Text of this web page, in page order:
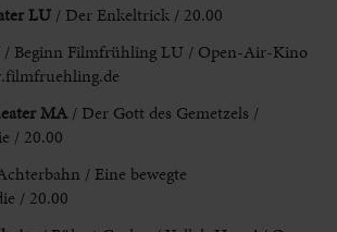
LU / Der Enkeltrick / 20.00
/ Beginn Filmfrühling LU / Open-Air-Kino
MA / Der Gott des Gemetzels /
/ 20.00
/ Eine bewegte
/ 20.00